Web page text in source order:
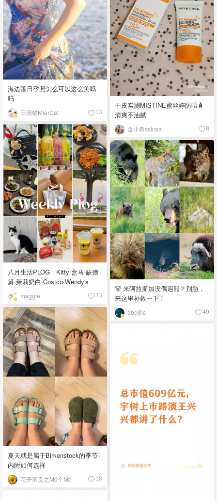
海边落日孕照怎么可以这么美呜
呜
田园猫MierCat 13
干皮实测MISTINE蜜丝婷防晒🧴
清爽不油腻
金小希ssicaa 8
八月生活PLOG｜Kitty·盒马·缺德
舅·茉莉奶白·Costco·Wendy's
maggie 33
🐻 来阿拉斯加没偶遇熊？别急，
来这里补救一下！
abc個c 40
夏天就是属于Birkenstock的季节-
内附如何选择
花开富贵之Mo个Mo 18